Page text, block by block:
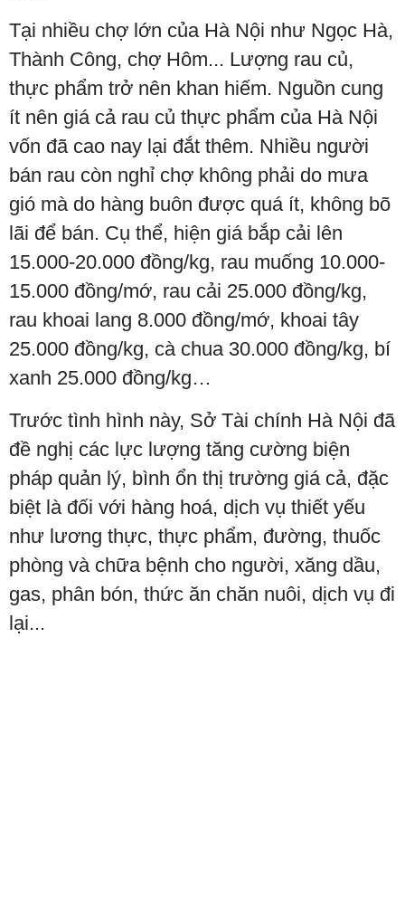
Tại nhiều chợ lớn của Hà Nội như Ngọc Hà,
Thành Công, chợ Hôm... Lượng rau củ,
thực phẩm trở nên khan hiếm. Nguồn cung
ít nên giá cả rau củ thực phẩm của Hà Nội
vốn đã cao nay lại đắt thêm. Nhiều người
bán rau còn nghỉ chợ không phải do mưa
gió mà do hàng buôn được quá ít, không bõ
lãi để bán. Cụ thể, hiện giá bắp cải lên
15.000-20.000 đồng/kg, rau muống 10.000-
15.000 đồng/mớ, rau cải 25.000 đồng/kg,
rau khoai lang 8.000 đồng/mớ, khoai tây
25.000 đồng/kg, cà chua 30.000 đồng/kg, bí
xanh 25.000 đồng/kg…
Trước tình hình này, Sở Tài chính Hà Nội đã
đề nghị các lực lượng tăng cường biện
pháp quản lý, bình ổn thị trường giá cả, đặc
biệt là đối với hàng hoá, dịch vụ thiết yếu
như lương thực, thực phẩm, đường, thuốc
phòng và chữa bệnh cho người, xăng dầu,
gas, phân bón, thức ăn chăn nuôi, dịch vụ đi
lại...